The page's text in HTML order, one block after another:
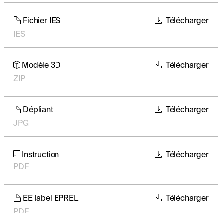
Fichier IES
IES
Télécharger
Modèle 3D
ZIP
Télécharger
Dépliant
JPG
Télécharger
Instruction
PDF
Télécharger
EE label EPREL
PDF
Télécharger